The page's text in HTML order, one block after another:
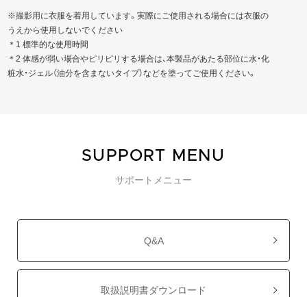
※撮影用に衣服を着用しています。実際にご使用される場合には衣服の
うえから使用しないでください
＊1 標準的な使用時間
＊2 体感が弱い場合やピリピリする場合は、本製品があたる部位に水・化
粧水・ジェル（油分を含まないタイプ）などを塗ってご使用ください。
SUPPORT MENU
サポートメニュー
Q&A
取扱説明書ダウンロード